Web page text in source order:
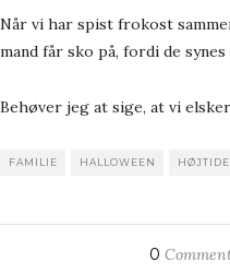
Når vi har spist frokost
mand får sko på, fordi de
Behøver jeg at sige, at vi
FAMILIE HALLOWEEN
0